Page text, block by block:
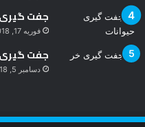
جفت گیری
فوریه 17, 2018
جفت
دسامبر 5, 2018